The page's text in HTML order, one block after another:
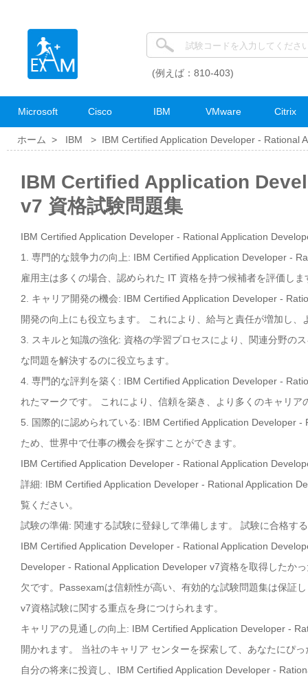
(例えば：810-403)
Microsoft Cisco IBM VMware Citrix
ホーム > IBM > IBM Certified Application Developer - Rational
IBM Certified Application
v7 資格試験問題集
IBM Certified Application Developer - Rational Application
1. 専門的な競争力の向上: IBM Certified Application Developer -
雇用主は多くの場合、認められた IT 資格を持つ候補者を評価し
2. キャリア開発の機会: IBM Certified Application Developer -
開発の向上にも役立ちます。 これにより、給与と責任が増加し
3. スキルと知識の強化: 資格の学習プロセスにより、関連分野の
な問題を解決するのに役立ちます。
4. 専門的な評判を築く: IBM Certified Application Developer -
れたマークです。 これにより、信頼を築き、より多くのキャリア
5. 国際的に認められている: IBM Certified Application Developer
ため、世界中で仕事の機会を探すことができます。
IBM Certified Application Developer - Rational Application
詳細: IBM Certified Application Developer - Rational Application
覧ください。
試験の準備: 関連する試験に登録して準備します。 試験に合格す
IBM Certified Application Developer - Rational Application
Developer - Rational Application Developer v7資格を取得したか
欠です。Passexamは信頼性が高い、有効的な試験問題集は保証
v7資格試験に関する重点を身につけられます。
キャリアの見通しの向上: IBM Certified Application Developer -
開かれます。 当社のキャリア センターを探索して、あなたにぴ
自分の将来に投資し、IBM Certified Application Developer -